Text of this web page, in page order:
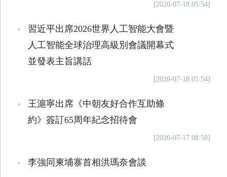
[2026-07-18 05:54]
習近平出席2026世界人工智能大會暨
人工智能全球治理高級別會議開幕式
並發表主旨講話
[2026-07-18 05:54]
王滬寧出席《中朝友好合作互助條
約》簽訂65周年紀念招待會
[2026-07-17 08:50]
李強同柬埔寨首相洪瑪奈會談